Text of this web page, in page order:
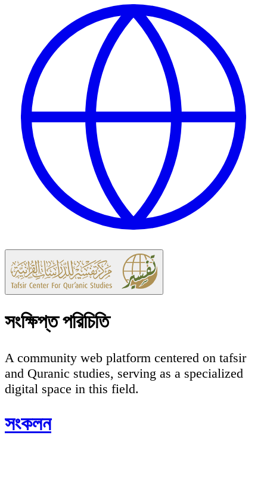
সংক্ষিপ্ত পরিচিতি
A community web platform centered on tafsir
and Quranic studies, serving as a specialized
digital space in this field.
সংকলন